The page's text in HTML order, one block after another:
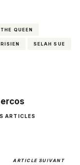
QUEEN
SELAH SUE
ARTICLES
ARTICLE SUIVANT